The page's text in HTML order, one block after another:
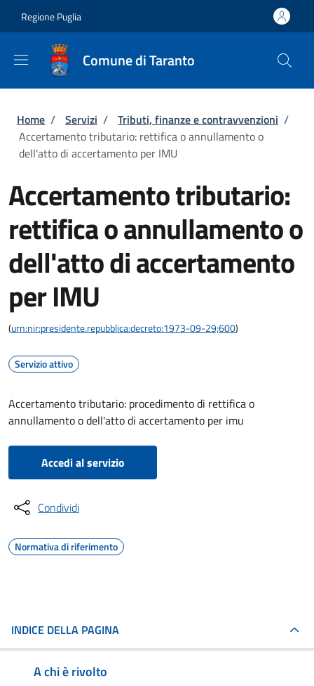
Regione Puglia
Comune di Taranto
Briciole di pane
Home / Servizi / Tributi, finanze e contravvenzioni /
Accertamento tributario: rettifica o annullamento o
dell'atto di accertamento per IMU
Accertamento tributario:
rettifica o annullamento o
dell'atto di accertamento
per IMU
(urn:nir:presidente.repubblica:decreto:1973-09-29;600)
Servizio attivo
Accertamento tributario: procedimento di rettifica o
annullamento o dell'atto di accertamento per imu
Accedi al servizio
Condividi
Normativa di riferimento
INDICE DELLA PAGINA
A chi è rivolto